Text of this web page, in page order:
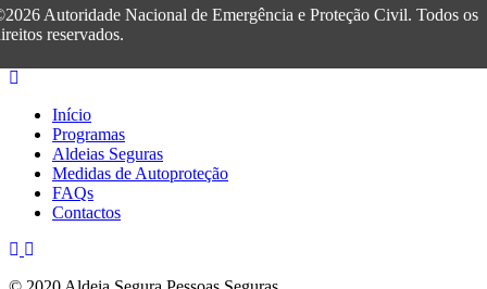
Autoridade Nacional de Emergência e Proteção Civil. Todos os
reservados.
Início
Programas
Aldeias Seguras
Medidas de Autoproteção
FAQs
Contactos